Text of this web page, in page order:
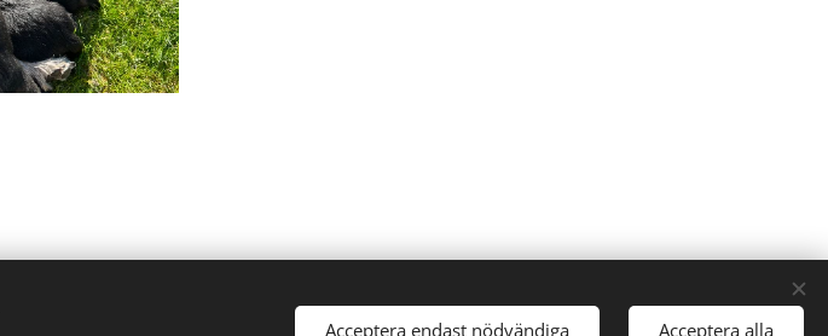
Acceptera endast nödvändiga Acceptera alla